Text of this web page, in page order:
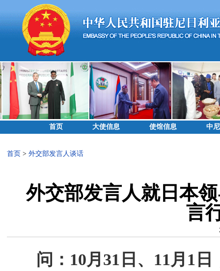
首页 大使信息 使馆信息 中
首页 > 外交部发言人谈话
外交部发言人就日本
言
问：10月31日、11月1